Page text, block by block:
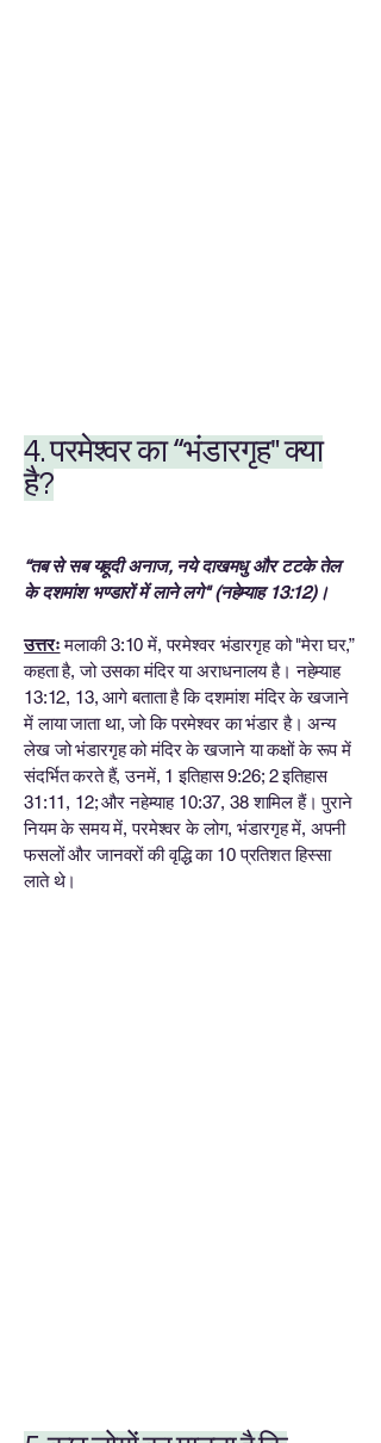
4. परमेश्वर का “भंडारगृह" क्या
है?
“तब से सब यहूदी अनाज, नये दाखमधु और टटके तेल
के दशमांश भण्डारों में लाने लगे" (नहेम्याह 13:12)।
उत्तरःमलाकी 3:10 में, परमेश्वर भंडारगृह को "मेरा घर,”
कहता है, जो उसका मंदिर या अराधनालय है। नहेम्याह
13:12, 13, आगे बताता है कि दशमांश मंदिर के खजाने
में लाया जाता था, जो कि परमेश्वर का भंडार है। अन्य
लेख जो भंडारगृह को मंदिर के खजाने या कक्षों के रूप में
संदर्भित करते हैं, उनमें, 1 इतिहास 9:26; 2 इतिहास
31:11, 12; और नहेम्याह 10:37, 38 शामिल हैं। पुराने
नियम के समय में, परमेश्वर के लोग, भंडारगृह में, अपनी
फसलों और जानवरों की वृद्धि का 10 प्रतिशत हिस्सा
लाते थे।